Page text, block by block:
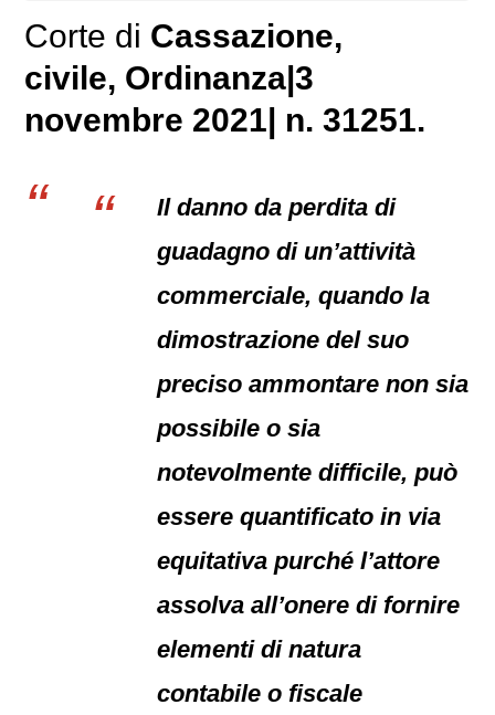
Corte di Cassazione,
civile, Ordinanza|3
novembre 2021| n. 31251.
Il danno da perdita di
guadagno di un’attività
commerciale, quando la
dimostrazione del suo
preciso ammontare non sia
possibile o sia
notevolmente difficile, può
essere quantificato in via
equitativa purché l’attore
assolva all’onere di fornire
elementi di natura
contabile o fiscale